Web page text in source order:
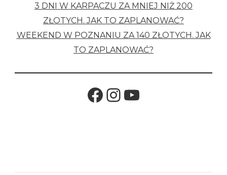
3 DNI W KARPACZU ZA MNIEJ NIŻ 200
ZŁOTYCH. JAK TO ZAPLANOWAĆ?
WEEKEND W POZNANIU ZA 140 ZŁOTYCH. JAK
TO ZAPLANOWAĆ?
Facebook
Instagram
YouTube